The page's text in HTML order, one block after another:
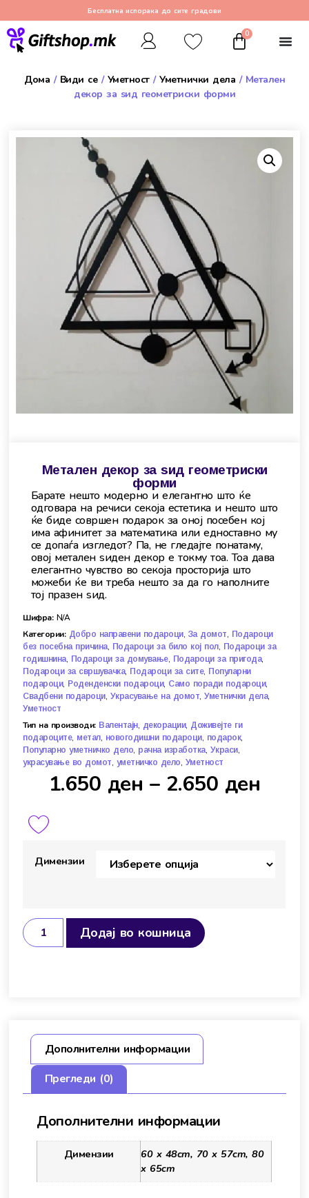
Бесплатна испорака до сите градови
0
Дома / Види се/ Уметност/ Уметнички дела / Метален
декор за ѕид геометриски форми
Метален декор за ѕид геометриски
форми
Барате нешто модерно и елегантно што ќе
одговара на речиси секоја естетика и нешто што
ќе биде совршен подарок за оној посебен кој
има афинитет за математика или едноставно му
се допаѓа изгледот? Па, не гледајте понатаму,
овој метален ѕиден декор е токму тоа. Тоа дава
елегантно чувство во секоја просторија што
можеби ќе ви треба нешто за да го наполните
тој празен ѕид.
Шифра: N/A
Категории: Добро направени подароци, За домот, Подароци
без посебна причина, Подароци за било кој пол, Подароци за
годишнина, Подароци за домување, Подароци за пригода,
Подароци за свршувачка, Подароци за сите, Популарни
подароци, Роденденски подароци, Само поради подароци,
Свадбени подароци, Украсување на домот,Уметнички дела,
Уметност
Тип на производи: Валентајн, декорации, Доживејте ги
подароците, метал, новогодишни подароци, подарок,
Популарно уметничко дело, рачна изработка, Украси,
украсување во домот, уметничко дело, Уметност
1.650 ден – 2.650 ден
Димензии
Додај во кошница
Дополнителни информации
Прегледи (0)
Дополнителни информации
Димензии
60 x 48cm, 70 x 57cm, 80
x 65cm